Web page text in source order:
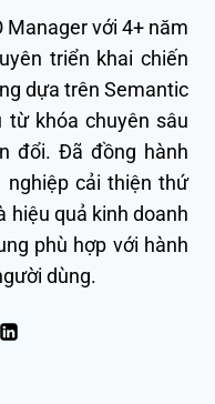
Manager với 4+ năm
triển khai chiến
dựa trên Semantic
từ khóa chuyên sâu
đổi. Đã đồng hành
nghiệp cải thiện thứ
hiệu quả kinh doanh
phù hợp với hành
dùng.